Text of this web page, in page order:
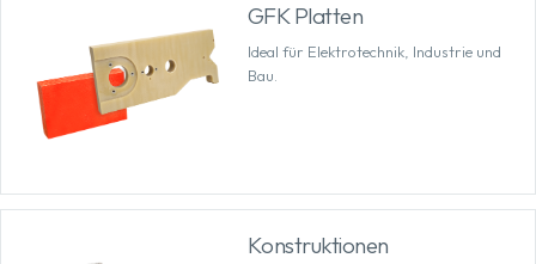
GFK Platten
Ideal für Elektrotechnik, Industrie und
Bau.
Konstruktionen